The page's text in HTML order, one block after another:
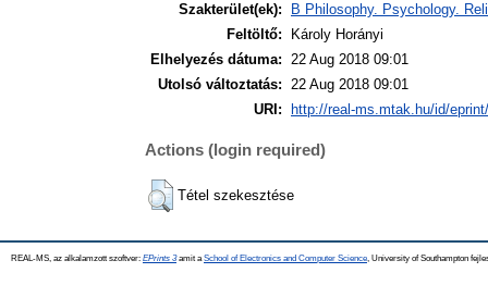
Szakterület(ek):
B Philosophy. Psychology.
Feltöltő:
Károly Horányi
Elhelyezés dátuma: 22 Aug 2018 09:01
Utolsó változtatás: 22 Aug 2018 09:01
URI:
http://real-ms.mtak.hu/id/
Actions (login required)
Tétel szekesztése
REAL-MS, az alkalamzott szoftver: EPrints 3amit a School of Electronics and Computer Science , University of Southampton